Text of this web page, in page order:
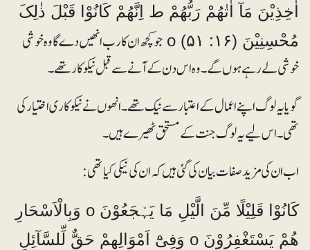
اٰخِذِیْنَ مَآ اٰتٰھُمْ رَبُّھُمْ ط اِِنَّھُمْ کَانُوْا قَبْلَ ذٰلِکَ
مُحْسِنِیْنَ o (۵۱ :۱۶)
جوکچھ ان کا رب انھیں دے گا وہ خوشی
خوشی لے رہے ہوں گے۔ وہ اس دن کے آنے سے قبل نیکوکار تھے۔
گویا یہ لوگ اپنے اعمال کے اعتبار سے نیک تھے۔ انھوں نے نیکوکاری اختیار کی
تھی۔ اس لیے یہ لوگ جنت کے مستحق ٹھیرے ہیں۔
اب ان کی مزید صفات بیان کی گئی ہیں کہ ان کی نیکی کیا تھی:
کَانُوْا قَلِیْلًا مِّنَ الَّیْلِ مَا یَہْجَعُوْنَ o وَبِالْاَسْحَارِ
ھُمْ یَسْتَغْفِرُوْنَ o وَفِیْٓ اَمْوَالِھِمْ حَقٌّ لِّلسَّآئِلِ